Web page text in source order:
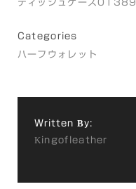
ティッシュケース01389
Categories
ハーフウォレット
Written By:
Kingofleather